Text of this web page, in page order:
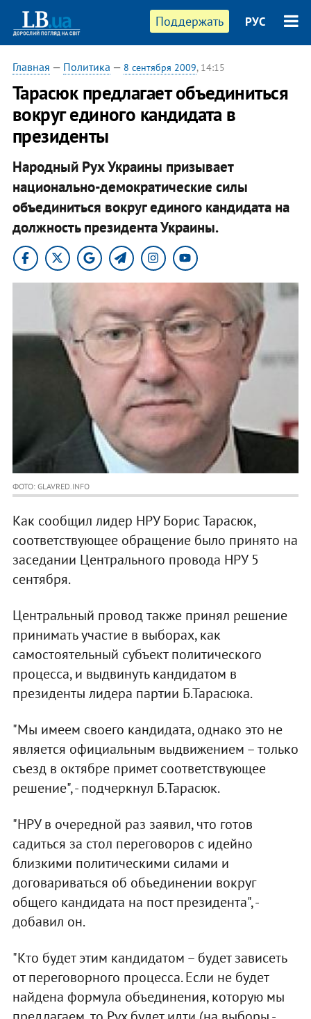
Поддержать РУС
Главная — Политика — 8 сентября 2009, 14:15
Тарасюк предлагает объединиться
вокруг единого кандидата в
президенты
Народный Рух Украины призывает
национально-демократические силы
объединиться вокруг единого кандидата на
должность президента Украины.
ФОТО: GLAVRED.INFO
Как сообщил лидер НРУ Борис Тарасюк,
соответствующее обращение было принято на
заседании Центрального провода НРУ 5
сентября.
Центральный провод также принял решение
принимать участие в выборах, как
самостоятельный субъект политического
процесса, и выдвинуть кандидатом в
президенты лидера партии Б.Тарасюка.
"Мы имеем своего кандидата, однако это не
является официальным выдвижением – только
съезд в октябре примет соответствующее
решение", - подчеркнул Б.Тарасюк.
"НРУ в очередной раз заявил, что готов
садиться за стол переговоров с идейно
близкими политическими силами и
договариваться об объединении вокруг
общего кандидата на пост президента", -
добавил он.
"Кто будет этим кандидатом – будет зависеть
от переговорного процесса. Если не будет
найдена формула объединения, которую мы